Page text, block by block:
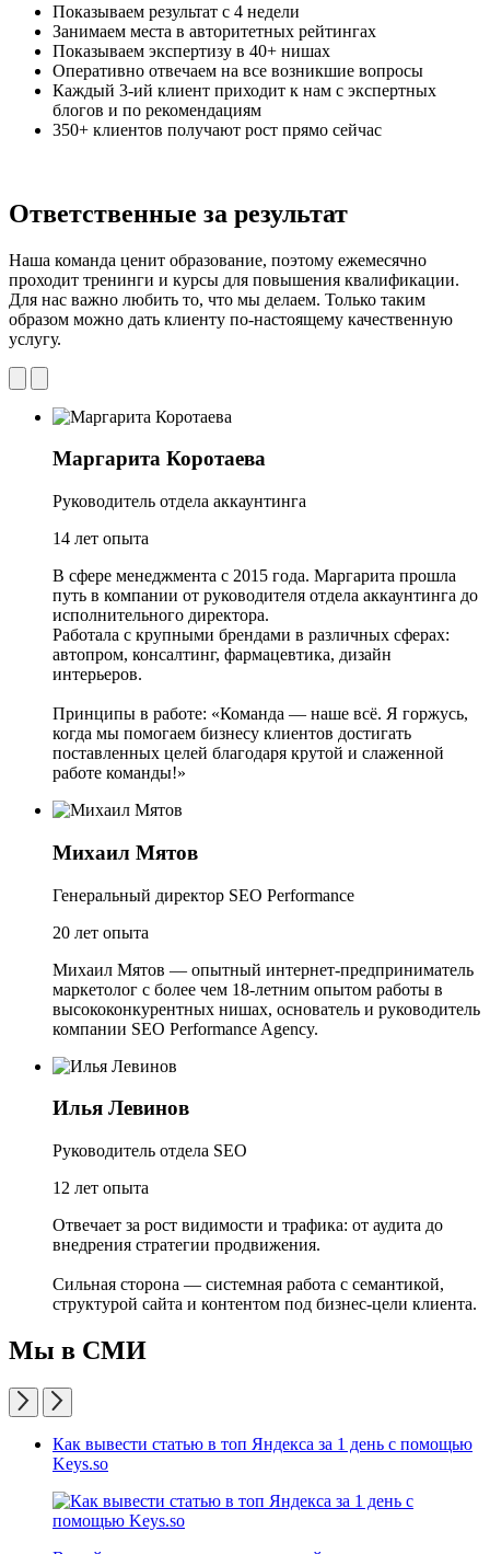
Показываем результат с 4 недели
Занимаем места в авторитетных рейтингах
Показываем экспертизу в 40+ нишах
Оперативно отвечаем на все возникшие вопросы
Каждый 3-ий клиент приходит к нам с экспертных
блогов и по рекомендациям
350+ клиентов получают рост прямо сейчас
Ответственные за результат
Наша команда ценит образование, поэтому ежемесячно
проходит тренинги и курсы для повышения квалификации.
Для нас важно любить то, что мы делаем. Только таким
образом можно дать клиенту по-настоящему качественную
услугу.
Маргарита Коротаева
Руководитель отдела аккаунтинга
14 лет опыта
В сфере менеджмента с 2015 года. Маргарита прошла
путь в компании от руководителя отдела аккаунтинга до
исполнительного директора.
Работала с крупными брендами в различных сферах:
автопром, консалтинг, фармацевтика, дизайн
интерьеров.
Принципы в работе: «Команда — наше всё. Я горжусь,
когда мы помогаем бизнесу клиентов достигать
поставленных целей благодаря крутой и слаженной
работе команды!»
Михаил Мятов
Генеральный директор SEO Performance
20 лет опыта
Михаил Мятов — опытный интернет-предприниматель
маркетолог с более чем 18-летним опытом работы в
высококонкурентных нишах, основатель и руководитель
компании SEO Performance Agency.
Илья Левинов
Руководитель отдела SEO
12 лет опыта
Отвечает за рост видимости и трафика: от аудита до
внедрения стратегии продвижения.
Сильная сторона — системная работа с семантикой,
структурой сайта и контентом под бизнес-цели клиента.
Мы в СМИ
Как вывести статью в топ Яндекса за 1 день с помощью
Keys.so